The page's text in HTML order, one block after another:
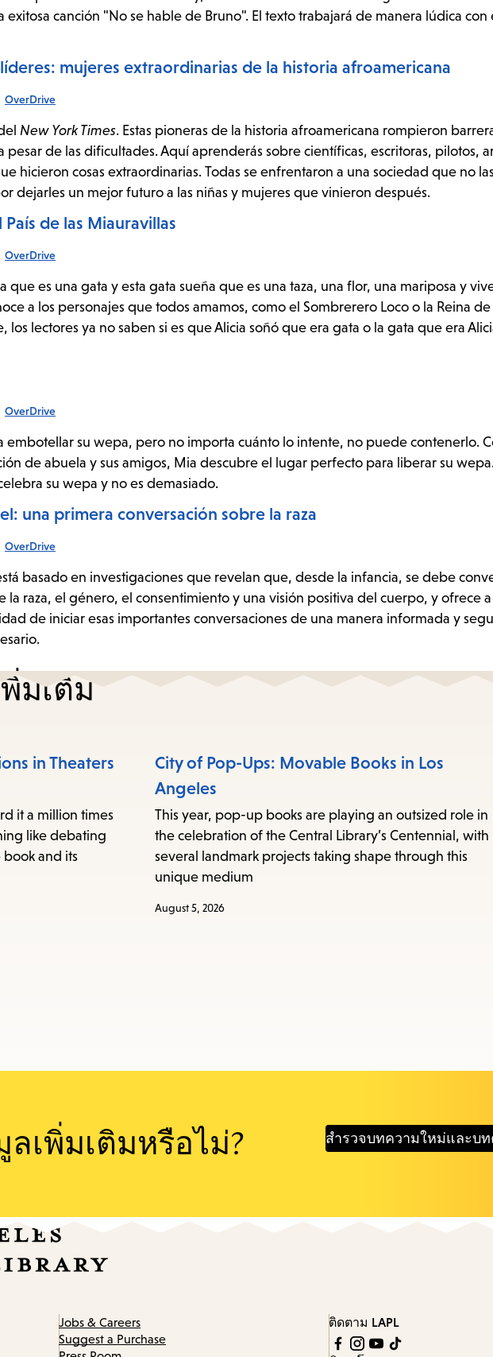
exitosa canción "No se hable de Bruno". El texto trabajará de manera lúdica con
mujeres extraordinarias de la historia afroamericana
OverDrive
New York Times. Estas pioneras de la historia afroamericana rompieron
pesar de las dificultades. Aquí aprenderás sobre científicas, escritoras, pilotos,
hicieron cosas extraordinarias. Todas se enfrentaron a una sociedad que no
dejarles un mejor futuro a las niñas y mujeres que vinieron después.
País de las Miauravillas
OverDrive
que es una gata y esta gata sueña que es una taza, una flor, una mariposa y
a los personajes que todos amamos, como el Sombrerero Loco o la Reina de
los lectores ya no saben si es que Alicia soñó que era gata o la gata que era
OverDrive
embotellar su wepa, pero no importa cuánto lo intente, no puede contenerlo.
de abuela y sus amigos, Mia descubre el lugar perfecto para liberar su
su wepa y no es demasiado.
una primera conversación sobre la raza
OverDrive
basado en investigaciones que revelan que, desde la infancia, se debe
la raza, el género, el consentimiento y una visión positiva del cuerpo, y ofrece
de iniciar esas importantes conversaciones de una manera informada y
มเติม
in Theaters
it a million times
like debating
and its
City of Pop-Ups: Movable Books in Los
Angeles
This year, pop-up books are playing an outsized role in
the celebration of the Central Library’s Centennial, with
several landmark projects taking shape through this
unique medium
August 5, 2026
เพิ่มเติมหรือไม่? สำรวจบทความใหม่และบ
Jobs & Careers
Suggest a Purchase
ติดตาม LAPL